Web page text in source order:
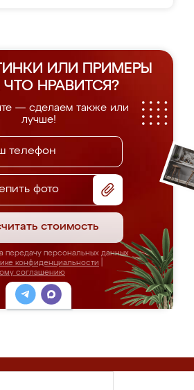
ИЛИ ПРИМЕРЫ
ЧТО НРАВИТСЯ?
— сделаем также или
лучше!
фото
стоимость
передачу персональных данных
конфиденциальности
соглашению